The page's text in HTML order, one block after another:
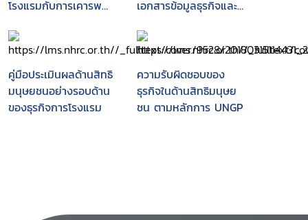
โรงแรมกับการเคารพ
การชี้แนะของ
สหประชาชาติ ตามกรอบ
งานขององค์การ
สหประชาชาติ ในการ
คุ้มครอง เคารพ และ
เอกสารข้อมูลธุรกิจและ
คู่มือประเมินผลด้านสิทธิ
มนุษยชนอย่างรอบด้าน
ของธุรกิจการโรงแรม
ความรับผิดชอบของ
ธุรกิจในด้านสิทธิมนุษย
ชน ตามหลักการ UNGP